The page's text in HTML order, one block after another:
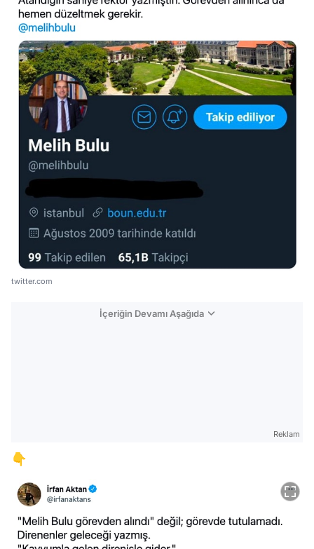
twitter.com
İçeriğin Devamı Aşağıda
Reklam
👇